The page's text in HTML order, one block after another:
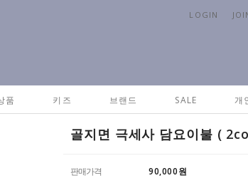
LOGIN
품 키즈 브랜드 SALE 개
골지면 극세사 담요이불 (
판매가격 90,000원